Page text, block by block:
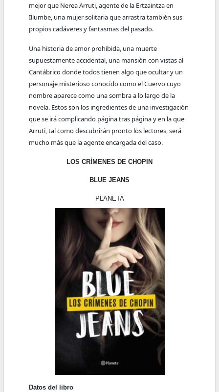
mejor que Nerea Arruti, agente de la Ertzaintza en
Illumbe, una mujer solitaria que arrastra también sus
propios cadáveres y fantasmas del pasado.
Una historia de amor prohibida, una muerte
supuestamente accidental, una mansión con vistas al
Cantábrico donde todos tienen algo que ocultar y un
personaje misterioso conocido como el Cuervo cuyo
nombre aparece como una sombra a lo largo de la
novela. Estos son los ingredientes de una investigación
que se irá complicando página tras página y en la que
Arruti, tal como descubrirán pronto los lectores, será
mucho más que la agente encargada del caso.
LOS CRÍMENES DE CHOPIN
BLUE JEANS
PLANETA
Datos del libro